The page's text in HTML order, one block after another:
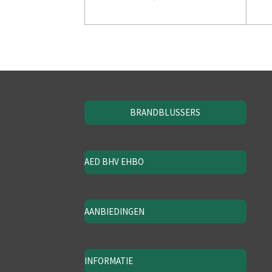
BRANDBLUSSERS
AED BHV EHBO
AANBIEDINGEN
INFORMATIE